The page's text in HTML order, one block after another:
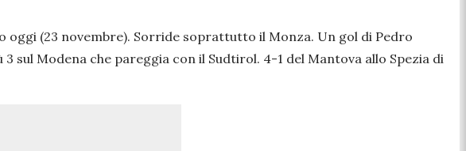
oggi (23 novembre). Sorride soprattutto il Monza. Un gol di Pedro
sul Modena che pareggia con il Sudtirol. 4-1 del Mantova allo Spezia di